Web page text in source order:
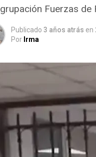
Fuerzas de
Publicado 3 años atrás en
Por Irma